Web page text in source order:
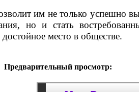
им не только успешно
но и стать
достойное место в обществе.
Предварительный просмотр: